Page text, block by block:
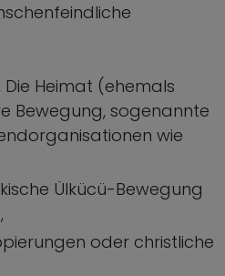
Heimat (ehemals
Bewegung, sogenannte
wie
Ülkücü-Bewegung
oder christliche